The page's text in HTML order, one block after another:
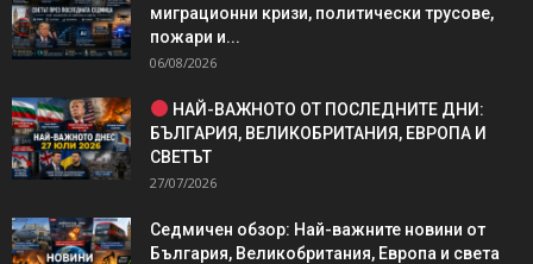
миграционни кризи, политически трусове,
пожари и...
06/08/2026
НАЙ-ВАЖНОТО ОТ ПОСЛЕДНИТЕ ДНИ:
БЪЛГАРИЯ, ВЕЛИКОБРИТАНИЯ, ЕВРОПА И
СВЕТЪТ
27/07/2026
Седмичен обзор: Най-важните новини от
България, Великобритания, Европа и света